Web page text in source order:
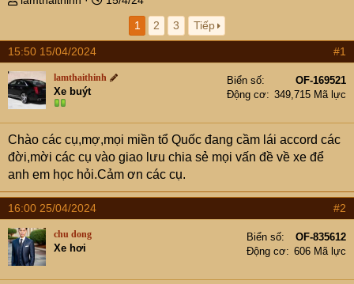
e
a
d
s
t
r
e
r
y
ử
1
2 3 Tiếp
15:50 15/04/2024 #1
lamthaithinh
Xe buýt
Biển số
OF-169521
Động cơ
349,715 Mã lực
Chào các cụ,mợ,mọi miền tổ Quốc đang cầm lái accord các
đời,mời các cụ vào giao lưu chia sẻ mọi vấn đề về xe để
anh em học hỏi.Cảm ơn các cụ.
16:00 25/04/2024 #2
chu dong
Xe hơi
Biển số
OF-835612
Động cơ
606 Mã lực